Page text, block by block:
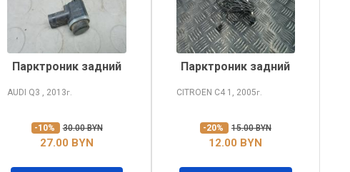
Парктроник задний
AUDI Q3 , 2013г.
-10% 30.00 BYN
27.00 BYN
Парктроник задний
CITROEN C4 1, 2005г.
-20% 15.00 BYN
12.00 BYN